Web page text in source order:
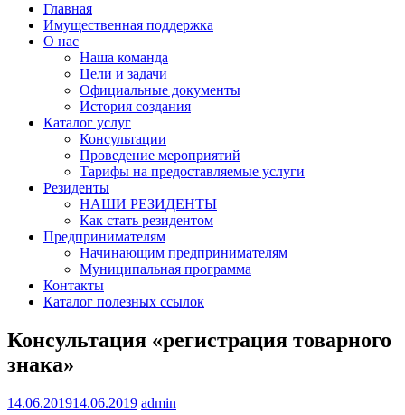
Главная
Имущественная поддержка
О нас
Наша команда
Цели и задачи
Официальные документы
История создания
Каталог услуг
Консультации
Проведение мероприятий
Тарифы на предоставляемые услуги
Резиденты
НАШИ РЕЗИДЕНТЫ
Как стать резидентом
Предпринимателям
Начинающим предпринимателям
Муниципальная программа
Контакты
Каталог полезных ссылок
Консультация «регистрация товарного
знака»
14.06.201914.06.2019 admin